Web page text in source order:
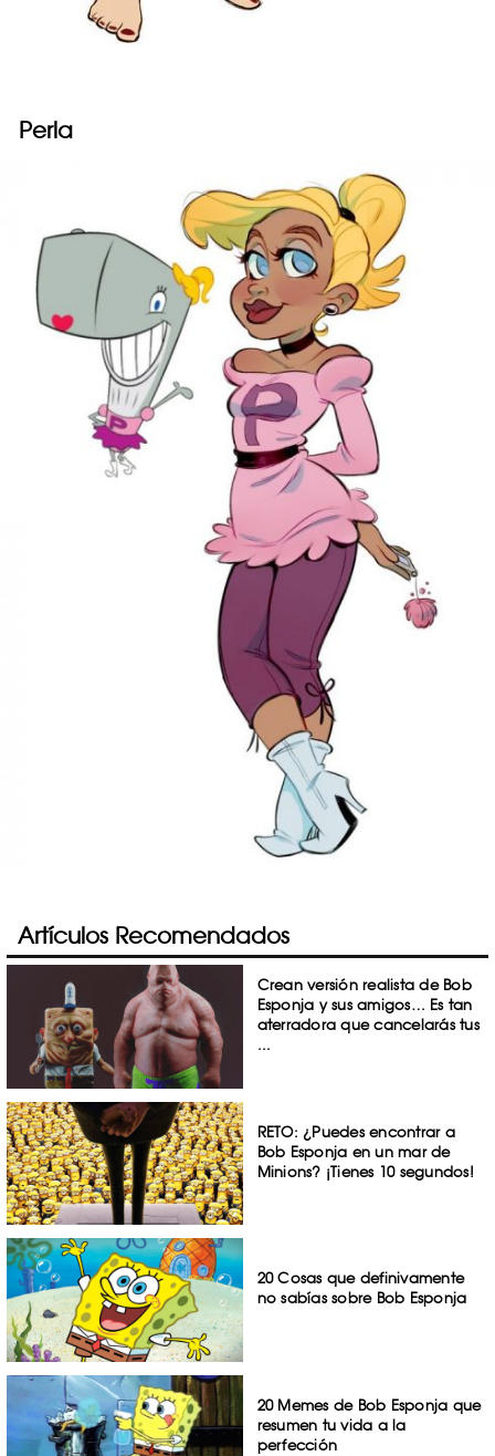
Perla
Artículos Recomendados
Crean versión realista de Bob
Esponja y sus amigos… Es tan
aterradora que cancelarás tus
...
RETO: ¿Puedes encontrar a
Bob Esponja en un mar de
Minions? ¡Tienes 10 segundos!
20 Cosas que definivamente
no sabías sobre Bob Esponja
20 Memes de Bob Esponja que
resumen tu vida a la
perfección